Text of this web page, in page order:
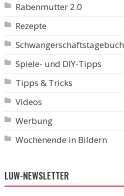
Rabenmutter 2.0
Rezepte
Schwangerschaftstagebuch
Spiele- und DIY-Tipps
Tipps & Tricks
Videos
Werbung
Wochenende in Bildern
LUW-NEWSLETTER